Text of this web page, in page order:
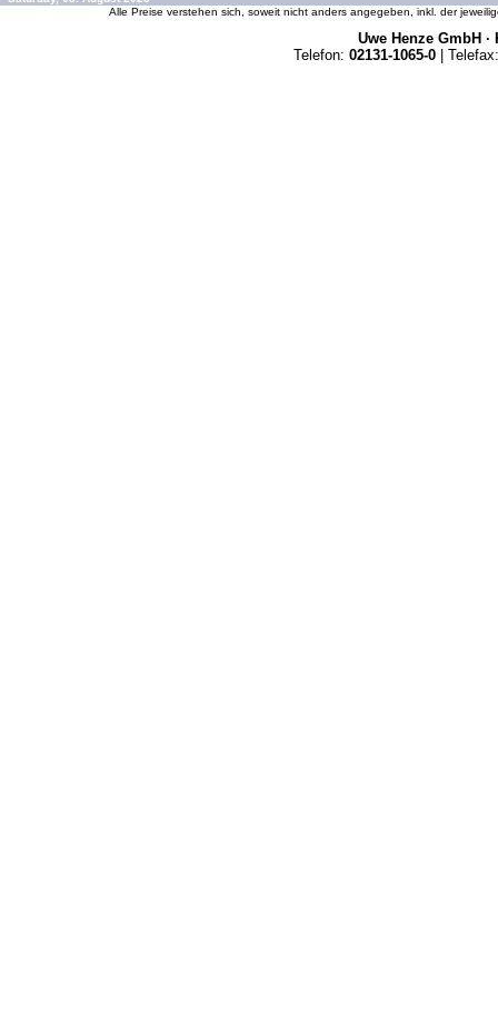
Alle Preise verstehen sich, soweit nicht anders angegeben, inkl. der
Uwe Henze GmbH ·
Telefon: 02131-1065-0 | Telefax: